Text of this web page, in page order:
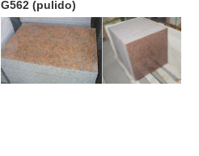
G562 (pulido)